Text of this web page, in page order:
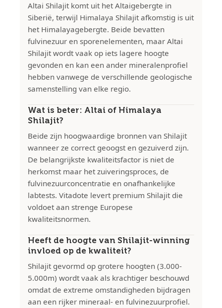
Altai Shilajit komt uit het Altaigebergte in
Siberië, terwijl Himalaya Shilajit afkomstig is uit
het Himalayagebergte. Beide bevatten
fulvinezuur en sporenelementen, maar Altai
Shilajit wordt vaak op iets lagere hoogte
gevonden en kan een ander mineralenprofiel
hebben vanwege de verschillende geologische
samenstelling van elke regio.
Wat is beter: Altai of Himalaya
Shilajit?
Beide zijn hoogwaardige bronnen van Shilajit
wanneer ze correct geoogst en gezuiverd zijn.
De belangrijkste kwaliteitsfactor is niet de
herkomst maar het zuiveringsproces, de
fulvinezuurconcentratie en onafhankelijke
labtests. Vitadote levert premium Shilajit die
voldoet aan strenge Europese
kwaliteitsnormen.
Heeft de hoogte van Shilajit-winning
invloed op de kwaliteit?
Shilajit gevormd op grotere hoogten (3.000-
5.000m) wordt vaak als krachtiger beschouwd
omdat de extreme omstandigheden bijdragen
aan een rijker mineraal- en fulvinezuurprofiel.